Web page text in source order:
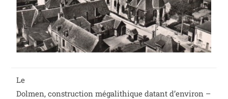
Le
Dolmen, construction mégalithique datant d’environ –